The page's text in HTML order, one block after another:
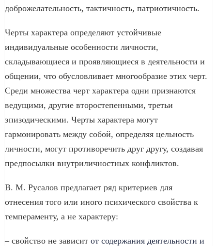
доброжелательность, тактичность, патриотичность.
Черты характера определяют устойчивые
индивидуальные особенности личности,
складывающиеся и проявляющиеся в деятельности и
общении, что обусловливает многообразие этих черт.
Среди множества черт характера одни признаются
ведущими, другие второстепенными, третьи
эпизодическими. Черты характера могут
гармонировать между собой, определяя цельность
личности, могут противоречить друг другу, создавая
предпосылки внутриличностных конфликтов.
В. М. Русалов предлагает ряд критериев для
отнесения того или иного психического свойства к
темпераменту, а не характеру:
– свойство не зависит от содержания деятельности и